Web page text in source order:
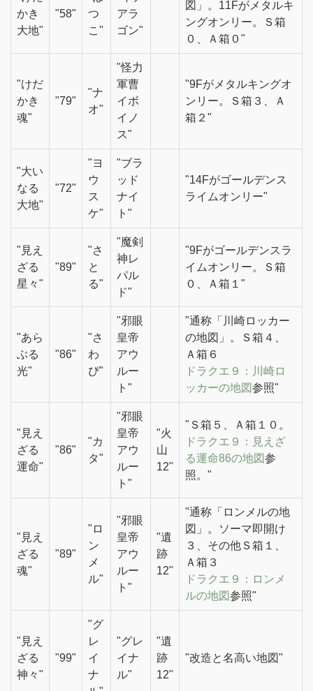
かき
大地"
"58"
つ
こ"
アラ
ゴン"
図」。11Fがメタルキ
ングオンリー。Ｓ箱
０、Ａ箱０"
"けだ
かき
魂"
"79"
"ナ
オ"
"怪力
軍曹
イボ
イノ
ス"
"9Fがメタルキングオ
ンリー。Ｓ箱３、Ａ
箱２"
"大い
なる
大地"
"72"
"ヨ
ウ
ス
ケ"
"ブラ
ッド
ナイ
ト"
"14Fがゴールデンス
ライムオンリー"
"見え
ざる
星々"
"89"
"さ
と
る"
"魔剣
神レ
パル
ド"
"9Fがゴールデンスラ
イムオンリー。Ｓ箱
０、Ａ箱１"
"あら
ぶる
光"
"86"
"さ
わ
ぴ"
"邪眼
皇帝
アウ
ルー
ト"
"通称「川崎ロッカー
の地図」。Ｓ箱４、
Ａ箱６
ドラクエ９：川崎ロ
ッカーの地図参照"
"見え
ざる
運命"
"86"
"カ
タ"
"邪眼
皇帝
アウ
ルー
ト"
"火
山
12"
"Ｓ箱５、Ａ箱１０。
ドラクエ９：見えざ
る運命86の地図参
照。"
"見え
ざる
魂"
"89"
"ロ
ン
メ
ル"
"邪眼
皇帝
アウ
ルー
ト"
"遺
跡
12"
"通称「ロンメルの地
図」。ソーマ即開け
３、その他Ｓ箱１、
Ａ箱３
ドラクエ９：ロンメ
ルの地図参照"
"見え
ざる
神々"
"99"
"グ
レ
イ
ナ
"グレ
イナ
ル"
"遺
跡
12"
"改造と名高い地図"